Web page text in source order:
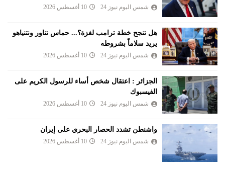
شمس اليوم نيوز 24 10 أغسطس 2026
هل تنجح خطة ترامب لغزة؟... حماس تناور ونتنياهو
يريد سلاماً بشروطه
شمس اليوم نيوز 24 10 أغسطس 2026
الجزائر : اعتقال شخص أساء للرسول الكريم على
الفيسبوك
شمس اليوم نيوز 24 10 أغسطس 2026
واشنطن تشدد الحصار البحري على إيران
شمس اليوم نيوز 24 10 أغسطس 2026